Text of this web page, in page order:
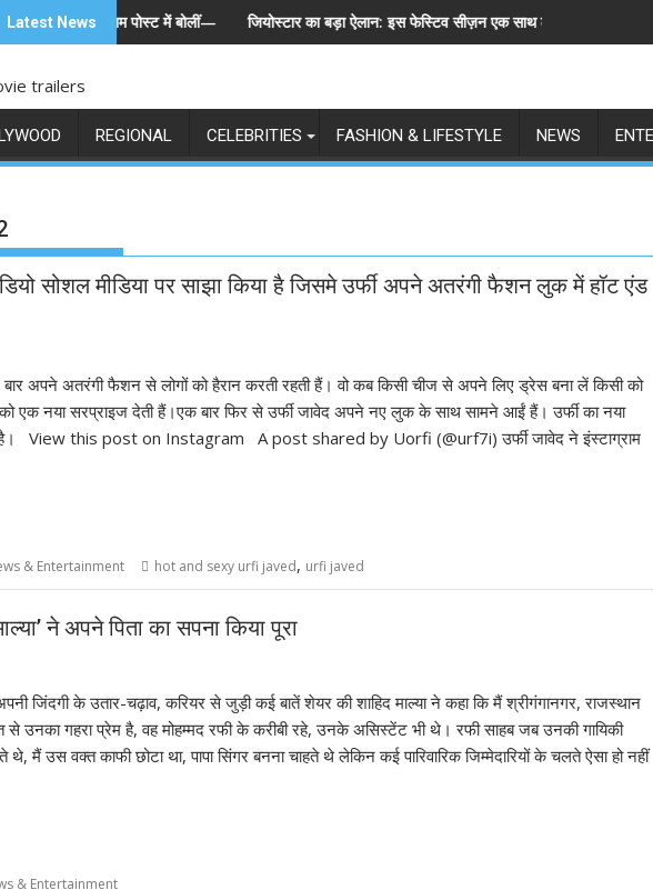
Latest Newsपोस्ट में बोलीं— "स्टूडेंट्स पहले, हमेशा"जियोस्टार का बड़ा ऐलान: इस फेस्टिव सीज़न एक साथ लॉन्च होंगे बिग बॉस के 6 संस्करण, पेश
स्पेन ने
REGIONAL CELEBRITIES FASHION & LIFESTYLE NEWS
सोशल मीडिया पर साझा किया है जिसमे उर्फी अपने अतरंगी फैशन लुक में हॉट एंड
अपने अतरंगी फैशन से लोगों को हैरान करती रहती हैं। वो कब किसी चीज से अपने लिए ड्रेस बना लें किसी को
एक नया सरप्राइज देती हैं।एक बार फिर से उर्फी जावेद अपने नए लुक के साथ सामने आईं हैं। उर्फी का नया
रहा है। View this post on Instagram A post shared by Uorfi (@urf7i) उर्फी जावेद ने इंस्टाग्राम
& Entertainment hot and sexy urfi javed, urfi javed
ने अपने पिता का सपना किया पूरा
जिंदगी के उतार-चढ़ाव, करियर से जुड़ी कई बातें शेयर की शाहिद माल्या ने कहा कि मैं श्रीगंगानगर, राजस्थान
उनका गहरा प्रेम है, वह मोहम्मद रफी के करीबी रहे, उनके असिस्टेंट भी थे। रफी साहब जब उनकी गायिकी
मैं उस वक्त काफी छोटा था, पापा सिंगर बनना चाहते थे लेकिन कई पारिवारिक जिम्मेदारियों के चलते ऐसा हो नहीं
& Entertainment